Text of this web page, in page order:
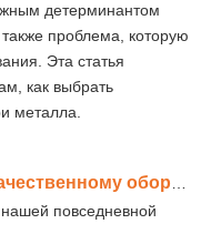
детерминантом
проблема, которую
Эта статья
как выбрать
металла.
повседневной